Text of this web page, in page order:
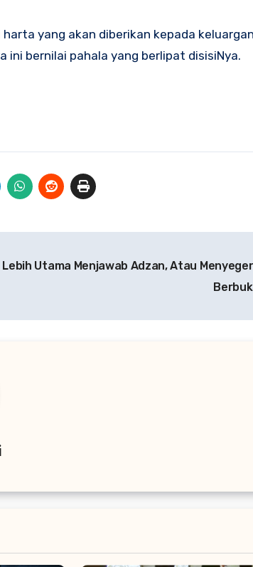
yang akan diberikan kepada
ini bernilai pahala yang berlipat disisiNya.
Lebih Utama Menjawab Adzan, Atau